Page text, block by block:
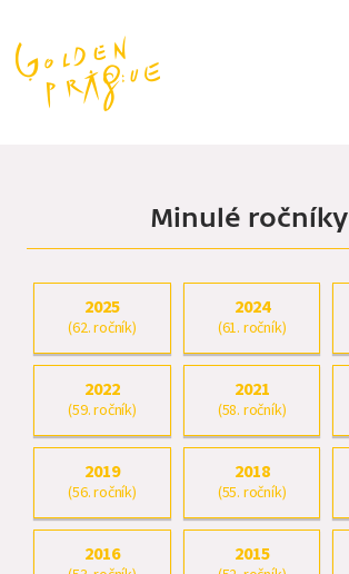
hlavnímu
obsahu
Minulé ročníky
2025
(62. ročník)
2024
(61. ročník)
2022
(59. ročník)
2021
(58. ročník)
2019
(56. ročník)
2018
(55. ročník)
2016 2015